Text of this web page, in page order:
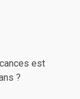
est
?